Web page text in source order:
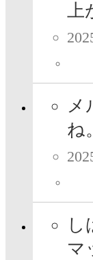
上
メ
ね
し
マ